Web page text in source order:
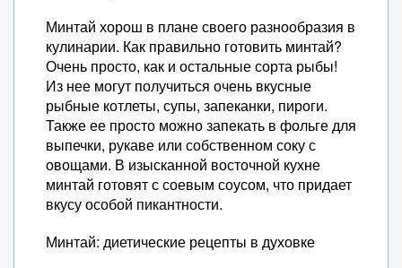
Минтай хорош в плане своего разнообразия в
кулинарии. Как правильно готовить минтай?
Очень просто, как и остальные сорта рыбы!
Из нее могут получиться очень вкусные
рыбные котлеты, супы, запеканки, пироги.
Также ее просто можно запекать в фольге для
выпечки, рукаве или собственном соку с
овощами. В изысканной восточной кухне
минтай готовят с соевым соусом, что придает
вкусу особой пикантности.
Минтай: диетические рецепты в духовке